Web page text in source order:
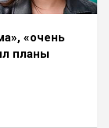
«очень
планы